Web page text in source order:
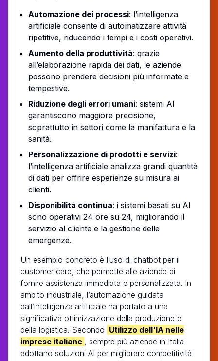
Automazione dei processi: l’intelligenza
artificiale consente di automatizzare attività
ripetitive, riducendo i tempi e i costi operativi.
Aumento della produttività: grazie
all’elaborazione rapida dei dati, le aziende
possono prendere decisioni più informate e
tempestive.
Riduzione degli errori umani: sistemi AI
garantiscono maggiore precisione,
soprattutto in settori come la manifattura e la
sanità.
Personalizzazione di prodotti e servizi:
l’intelligenza artificiale analizza grandi quantità
di dati per offrire esperienze su misura ai
clienti.
Disponibilità continua: i sistemi basati su AI
sono operativi 24 ore su 24, migliorando il
servizio al cliente e la gestione delle
emergenze.
Un esempio concreto è l’uso di chatbot per il
customer care, che permette alle aziende di
fornire assistenza immediata e personalizzata. In
ambito industriale, l’automazione guidata
dall’intelligenza artificiale ha portato a una
significativa ottimizzazione della produzione e
della logistica. Secondo Utilizzo dell'IA nelle
imprese italiane
, sempre più aziende in Italia
adottano soluzioni AI per migliorare competitività